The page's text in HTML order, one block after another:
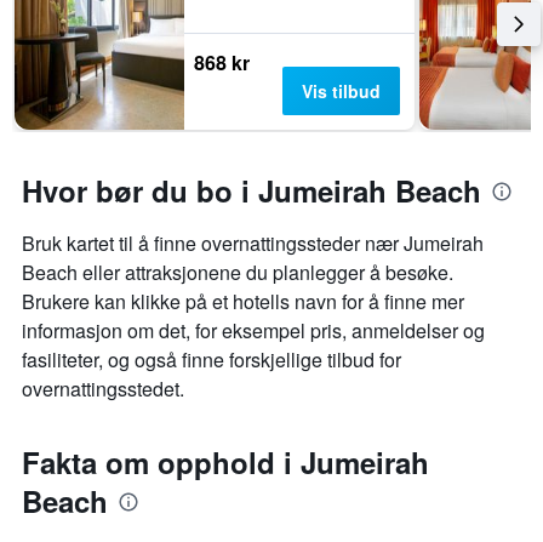
868 kr
Vis tilbud
Hvor bør du bo i Jumeirah Beach
Bruk kartet til å finne overnattingssteder nær Jumeirah
Beach eller attraksjonene du planlegger å besøke.
Brukere kan klikke på et hotells navn for å finne mer
informasjon om det, for eksempel pris, anmeldelser og
fasiliteter, og også finne forskjellige tilbud for
overnattingsstedet.
Fakta om opphold i Jumeirah
Beach